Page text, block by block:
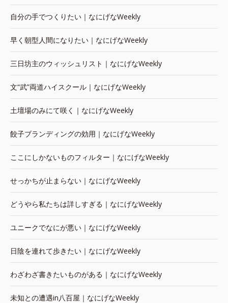
自分の手でつくりたい｜なにげなWeekly
早く朝型人間になりたい｜なにげなWeekly
三日坊主のウィッシュリスト｜なにげなWeekly
文“武”両道ハイスクール｜なにげなWeekly
土壇場のみにて咲く｜なにげなWeekly
餃子ブランディングの効用｜なにげなWeekly
ここにしかないものフィルター｜なにげなWeekly
せっかちが止まらない｜なにげなWeekly
どうやら私たちは詳しすぎる｜なにげなWeekly
ユニークでなにが悪い｜なにげなWeekly
日陰を連れて歩きたい｜なにげなWeekly
わざわざ書きたいものがある｜なにげなWeekly
未知との遭遇in八百屋｜なにげなWeekly